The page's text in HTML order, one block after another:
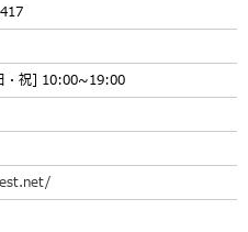
・祝] 10:00~19:00